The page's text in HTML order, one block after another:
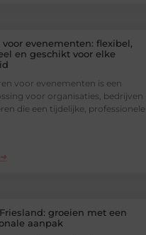
evenementen: flexibel,
en geschikt voor elke
voor evenementen is een
voor organisaties, bedrijven
die een tijdelijke, professionele
groeien met een
aanpak